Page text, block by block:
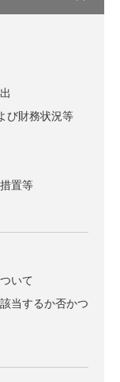
び財務状況等
置等
いて
当するか否かつ